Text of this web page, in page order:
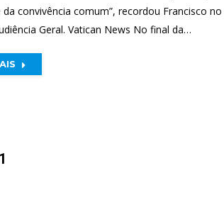
da convivência comum”, recordou Francisco no
Geral. Vatican News No final da…